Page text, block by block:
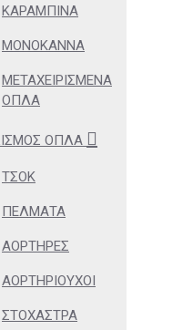
ΚΑΡΑΜΠΊΝΑ
ΜΟΝΌΚΑΝΝΑ
ΜΕΤΑΧΕΙΡΙΣΜΈΝΑ
ΌΠΛΑ
ΌΠΛΑ
ΤΣΟΚ
ΠΈΛΜΑΤΑ
ΑΟΡΤΉΡΕΣ
ΑΟΡΤΗΡΙΟΎΧΟΙ
ΣΤΌΧΑΣΤΡΑ